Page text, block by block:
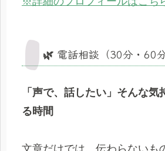
🌿 電話相談（30分・60分
「声で、話したい」そんな気
る時間